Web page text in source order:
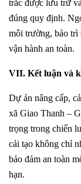
trắc được lưu trữ
đúng quy định.
môi trường, bảo trì
vận hành an toàn.
VII. Kết luận và
Dự án nâng cấp,
xã Giao Thanh –
trọng trong chiến
cải tạo không chỉ
bảo đảm an toàn
hạn.